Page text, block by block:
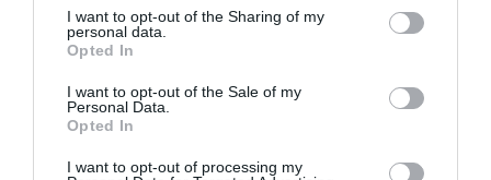
I want to opt-out of the Sharing of my
personal data.
Opted In
I want to opt-out of the Sale of my
Personal Data.
Opted In
I want to opt-out of processing my
para decidir con criterio
de eficacia en el tratamiento